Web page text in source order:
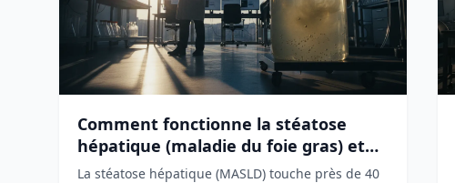
Comment fonctionne la stéatose
hépatique (maladie du foie gras) et
pourquoi elle est silencieuse
La stéatose hépatique (MASLD) touche près de 40